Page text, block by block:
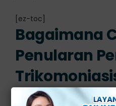
[ez-toc]
Bagaimana
Penularan